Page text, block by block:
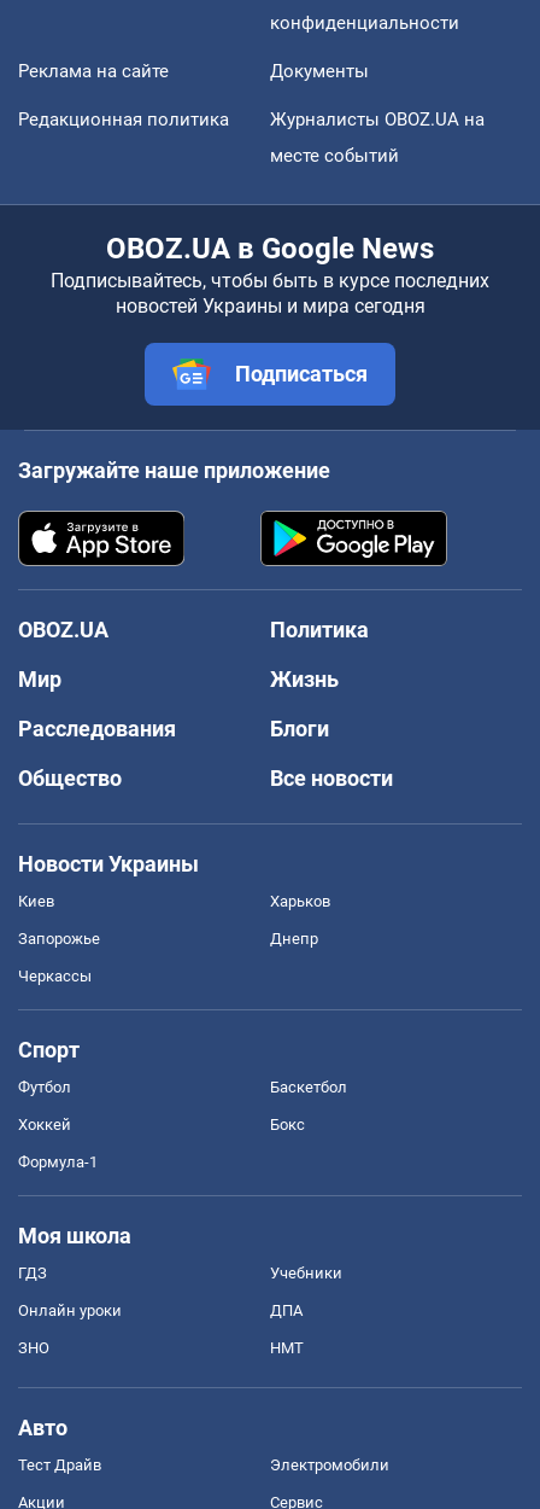
конфиденциальности
Реклама на сайте Документы
Редакционная политика
Журналисты OBOZ.UA на
месте событий
OBOZ.UA в Google News
Подписывайтесь, чтобы быть в курсе последних
новостей Украины и мира сегодня
Подписаться
Загружайте наше приложение
OBOZ.UA
Политика
Мир
Жизнь
Расследования
Блоги
Общество
Все новости
Новости Украины
Киев Харьков
Запорожье Днепр
Черкассы
Спорт
Футбол Баскетбол
Хоккей Бокс
Формула-1
Моя школа
ГДЗ Учебники
Онлайн уроки ДПА
ЗНО НМТ
Авто
Тест Драйв Электромобили
Акции Сервис